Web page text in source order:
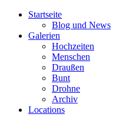
Startseite
Blog und News
Galerien
Hochzeiten
Menschen
Draußen
Bunt
Drohne
Archiv
Locations